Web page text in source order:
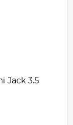
Jack 3.5